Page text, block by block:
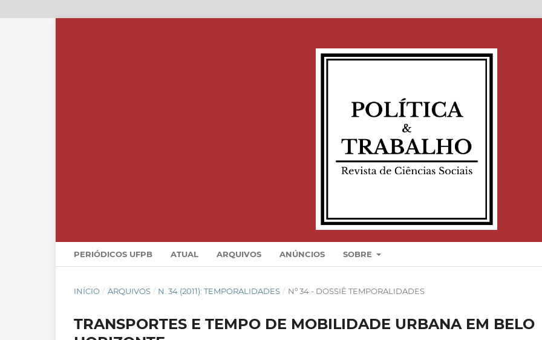
PERIÓDICOS UFPB ATUAL ARQUIVOS ANÚNCIOS SOBRE
INÍCIO / ARQUIVOS / N. 34 (2011): TEMPORALIDADES / Nº 34 - DOSSIÊ TEMPORALIDADES
TRANSPORTES E TEMPO DE MOBILIDADE URBANA EM BELO